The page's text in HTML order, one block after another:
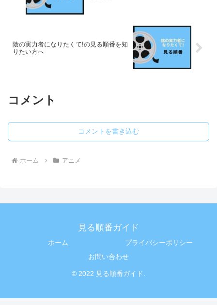
陰の実力者になりたくて!の見る順番を知
りたい方へ
コメント
コメントを書き込む
ホーム アニメ
見る順番ガイド
ホーム
プライバシーポリシー
お問い合わせ
© 2022 見る順番ガイド.